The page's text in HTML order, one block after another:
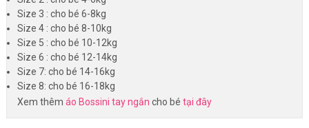
Size 3 : cho bé 6-8kg
Size 4 : cho bé 8-10kg
Size 5 : cho bé 10-12kg
Size 6 : cho bé 12-14kg
Size 7: cho bé 14-16kg
Size 8: cho bé 16-18kg
Xem thêm áo Bossini tay ngắn cho bé tại đây